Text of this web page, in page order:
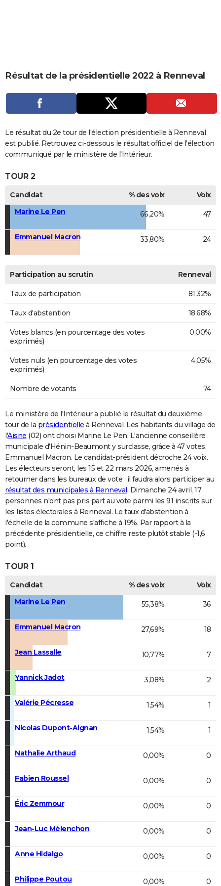
CARTE DE VOEUX
DICTIONNAIRE
Dictionnaire
Biographies
Expressions
Proverbes
PROGRAMME TV
COPAINS D'AVANT
S'inscrire
Se connecter
Lycées
Collèges
Primaires
Universités
Entreprises
Service militaire
Avis de recherche
AVIS DE DÉCÈS
FORUM
Bricolage
Culture
Television
Voyage
Résultat de la présidentielle 2022 à Renneval
Le résultat du 2e tour de l'élection présidentielle à Renneval
est publié. Retrouvez ci-dessous le résultat officiel de l'élection
communiqué par le ministère de l'Intérieur.
TOUR 2
Candidat % des voix
Voix
Marine Le Pen
66,20% 47
Emmanuel Macron 33,80% 24
Participation au scrutin Renneval
Taux de participation 81,32%
Taux d'abstention 18,68%
Votes blancs (en pourcentage des votes
exprimés)
0,00%
Votes nuls (en pourcentage des votes
exprimés)
4,05%
Nombre de votants 74
Le ministère de l'Intérieur a publié le résultat du deuxième
tour de la présidentielle à Renneval. Les habitants du village de
l'Aisne (02) ont choisi Marine Le Pen. L'ancienne conseillère
municipale d'Hénin-Beaumont y surclasse, grâce à 47 votes,
Emmanuel Macron. Le candidat-président décroche 24 voix.
Les électeurs seront, les 15 et 22 mars 2026, amenés à
retourner dans les bureaux de vote : il faudra alors participer au
résultat des municipales à Renneval. Dimanche 24 avril, 17
personnes n'ont pas pris part au vote parmi les 91 inscrits sur
les listes électorales à Renneval. Le taux d'abstention à
l'échelle de la commune s'affiche à 19%. Par rapport à la
précédente présidentielle, ce chiffre reste plutôt stable (-1,6
point).
TOUR 1
Candidat % des voix
Voix
Marine Le Pen
55,38% 36
Emmanuel Macron 27,69% 18
Jean Lassalle 10,77% 7
Yannick Jadot 3,08% 2
Valérie Pécresse 1,54% 1
Nicolas Dupont-Aignan 1,54% 1
Nathalie Arthaud 0,00% 0
Fabien Roussel 0,00% 0
Éric Zemmour 0,00% 0
Jean-Luc Mélenchon 0,00% 0
Anne Hidalgo 0,00% 0
Philippe Poutou 0,00% 0